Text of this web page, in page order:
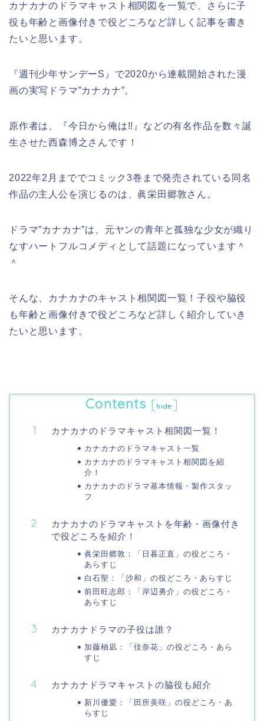
カナカナのドラマキャスト相関図を一覧で、さらに子
役も年齢と画像付きで役どころなど詳しく記事を書き
たいと思います。
『週刊少年サンデーS』で2020から連載開始された漫
画の実写ドラマ”カナカナ”。
原作者は、『今日から俺は!!』などの有名作品を数々誕
生させた西森博之さんです！
2022年2月まででコミック3巻まで発売されている同名
作品の主人公を演じるのは、眞栄田郷敦さん。
ドラマ”カナカナ”は、元ヤンの青年と孤独な少女が織り
なすハートフルコメディとして話題になっています＾
＾
そんな、カナカナのキャスト相関図一覧！子役や脇役
も年齢と画像付きで役どころなど詳しく紹介していき
たいと思います。
Contents [hide ]
カナカナのドラマキャスト相関図一覧！
カナカナのドラマキャスト一覧
カナカナのドラマキャスト相関図を紹
介！
カナカナのドラマ基本情報・製作スタッ
フ
カナカナのドラマキャストを年齢・画像付き
で役どころを紹介！
眞栄田郷敦：「日暮正直」の役どころ・
あらすじ
白石聖：「沙和」の役どころ・あらすじ
前田旺志郎：「岸辺勇介」の役どころ・
あらすじ
カナカナドラマの子役は誰？
加藤柚凪：「佳奈花」の役どころ・あら
すじ
カナカナドラマキャストの脇役も紹介
新川優愛：「田所美咲」の役どころ・あ
らすじ